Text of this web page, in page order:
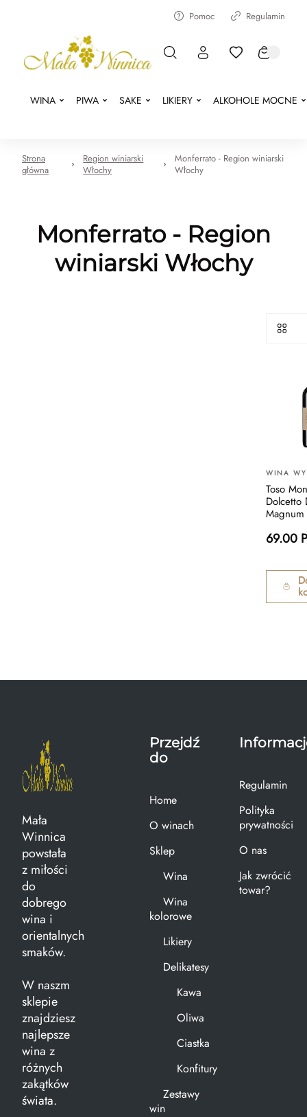
Pomoc Regulamin
WINA PIWA SAKE LIKIERY ALKOHOLE MOCNE
Strona
główna
Region winiarski
Włochy
Monferrato - Region winiarski
Włochy
Monferrato - Region
winiarski Włochy
WINA
Toso
Dolcetto
69.00
Mała
Winnica
powstała
z miłości
do
dobrego
wina i
orientalnych
smaków.
W naszm
sklepie
znajdziesz
najlepsze
wina z
różnych
zakątków
świata.
Przejdź
do
Home
O winach
Sklep
Wina
Wina
kolorowe
Likiery
Delikatesy
Kawa
Oliwa
Ciastka
Konfitury
Zestawy
win
Regulamin
Polityka
prywatności
O nas
Jak zwrócić
towar?